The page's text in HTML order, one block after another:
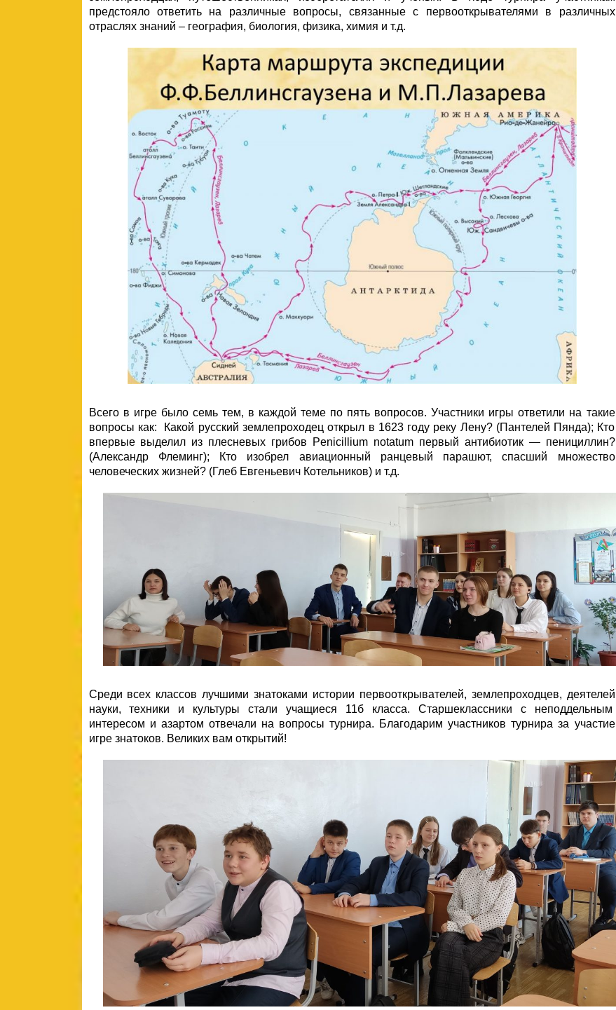
предстояло ответить на различные вопросы, связанные с первооткрывателями в различных
отраслях знаний – география, биология, физика, химия и т.д.
Всего в игре было семь тем, в каждой теме по пять вопросов. Участники игры ответили на такие
вопросы как: Какой русский землепроходец открыл в 1623 году реку Лену? (Пантелей Пянда); Кто
впервые выделил из плесневых грибов Penicillium notatum первый антибиотик — пенициллин?
(Александр Флеминг); Кто изобрел авиационный ранцевый парашют, спасший множество
человеческих жизней? (Глеб Евгеньевич Котельников) и т.д.
Среди всех классов лучшими знатоками истории первооткрывателей, землепроходцев, деятелей
науки, техники и культуры стали учащиеся 11б класса. Старшеклассники с неподдельным
интересом и азартом отвечали на вопросы турнира. Благодарим участников турнира за участие
игре знатоков. Великих вам открытий!